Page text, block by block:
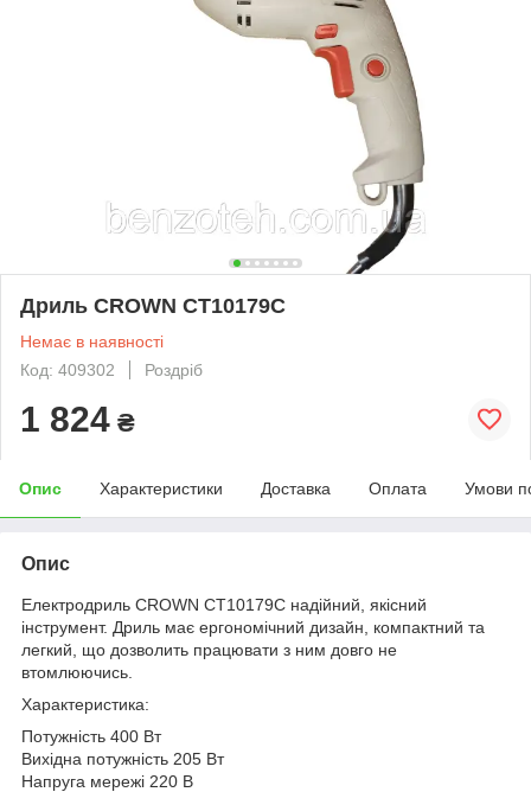
Дриль CROWN CT10179C
Немає в наявності
Код: 409302
Роздріб
1 824 ₴
Опис Характеристики Доставка Оплата Умови
Опис
Електродриль CROWN CT10179C надійний, якісний
інструмент. Дриль має ергономічний дизайн, компактний та
легкий, що дозволить працювати з ним довго не
втомлюючись.
Характеристика:
Потужність 400 Вт
Вихідна потужність 205 Вт
Напруга мережі 220 В